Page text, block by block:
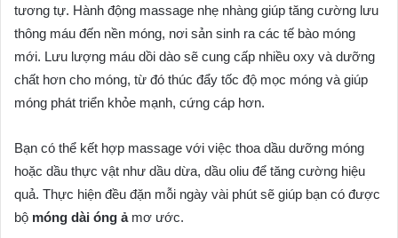
tương tự. Hành động massage nhẹ nhàng giúp tăng cường lưu
thông máu đến nền móng, nơi sản sinh ra các tế bào móng
mới. Lưu lượng máu dồi dào sẽ cung cấp nhiều oxy và dưỡng
chất hơn cho móng, từ đó thúc đẩy tốc độ mọc móng và giúp
móng phát triển khỏe mạnh, cứng cáp hơn.
Bạn có thể kết hợp massage với việc thoa dầu dưỡng móng
hoặc dầu thực vật như dầu dừa, dầu oliu để tăng cường hiệu
quả. Thực hiện đều đặn mỗi ngày vài phút sẽ giúp bạn có được
bộ móng dài óng ảmơ ước.